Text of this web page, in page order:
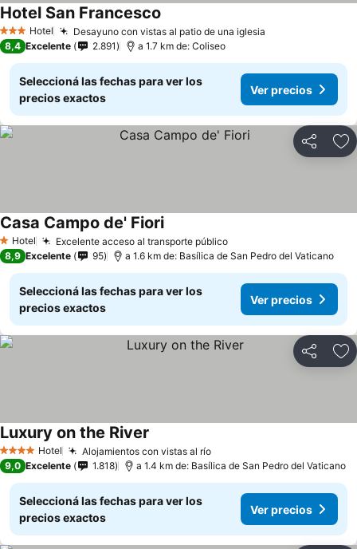
3 Estrellas
Hotel Desayuno con vistas al patio de una iglesia
Hotel San Francesco
8,4 Excelente 2.891 a 1.7 km de: Coliseo
Seleccioná las fechas para ver los
precios exactos
Ver precios
Compartir
1 Estrellas
Hotel Excelente acceso al transporte público
Casa Campo de' Fiori
8,9 Excelente 95 a 1.6 km de: Basílica de San Pedro del Vaticano
Seleccioná las fechas para ver los
precios exactos
Ver precios
Compartir
4 EstrellasHotel Alojamientos con vistas al río
Luxury on the River
9,0 Excelente 1.818 a 1.4 km de: Basílica de San Pedro del Vaticano
Seleccioná las fechas para ver los
precios exactos
Ver precios